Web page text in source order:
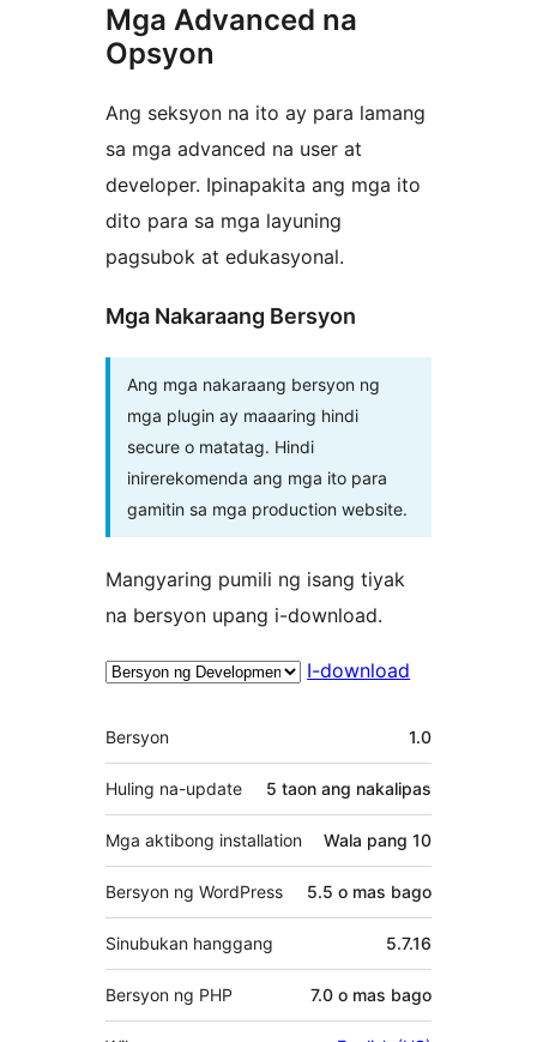
Mga Advanced na
Opsyon
Ang seksyon na ito ay para lamang
sa mga advanced na user at
developer. Ipinapakita ang mga ito
dito para sa mga layuning
pagsubok at edukasyonal.
Mga Nakaraang Bersyon
Ang mga nakaraang bersyon ng
mga plugin ay maaaring hindi
secure o matatag. Hindi
inirerekomenda ang mga ito para
gamitin sa mga production website.
Mangyaring pumili ng isang tiyak
na bersyon upang i-download.
I-download
Meta
Bersyon 1.0
Huling na-update 5 taon ang nakalipas
Mga aktibong installation Wala pang 10
Bersyon ng WordPress 5.5 o mas bago
Sinubukan hanggang 5.7.16
Bersyon ng PHP 7.0 o mas bago